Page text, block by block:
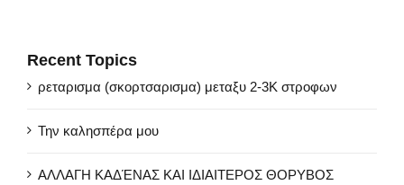
Recent Topics
ρεταρισμα (σκορτσαρισμα) μεταξυ 2-3Κ στροφων
Την καλησπέρα μου
ΑΛΛΑΓΗ ΚΑΔΈΝΑΣ ΚΑΙ ΙΔΙΑΙΤΕΡΟΣ ΘΟΡΥΒΟΣ